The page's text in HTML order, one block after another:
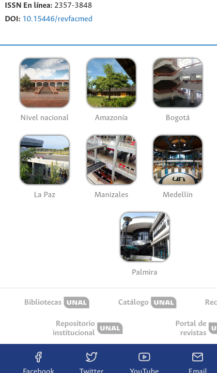
ISSN En línea: 2357-3848
DOI: 10.15446/revfacmed
Nivel nacional Amazonía Bogotá
La Paz Manizales Medellín
Palmira
Bibliotecas Catálogo
Repositorio
institucional
Portal de
revistas